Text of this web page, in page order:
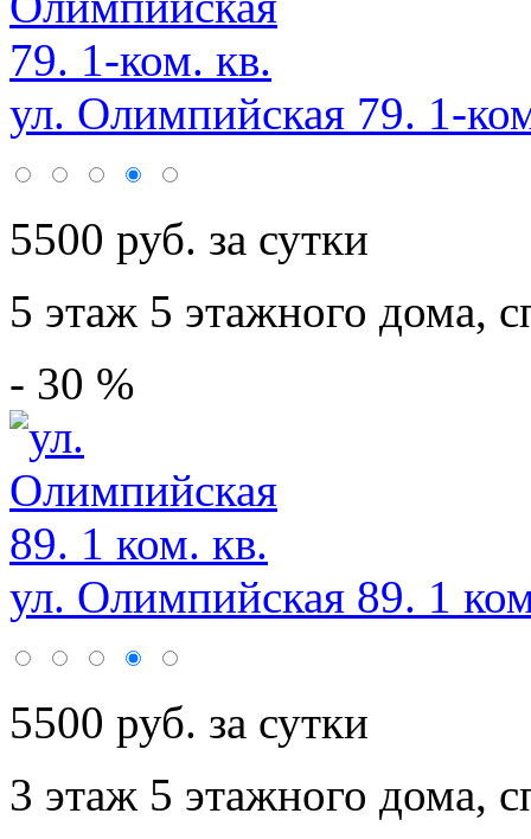
ул. Олимпийская 79. 1-
5500 руб. за сутки
5 этаж 5 этажного дома,
- 30 %
ул. Олимпийская 89. 1
5500 руб. за сутки
3 этаж 5 этажного дома,